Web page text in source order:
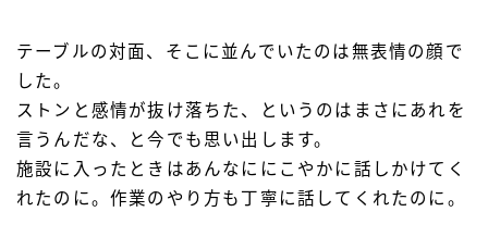
テーブルの対面、そこに並んでいたのは無表情の顔で
した。
ストンと感情が抜け落ちた、というのはまさにあれを
言うんだな、と今でも思い出します。
施設に入ったときはあんなににこやかに話しかけてく
れたのに。作業のやり方も丁寧に話してくれたのに。